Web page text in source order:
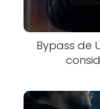
Bypass de